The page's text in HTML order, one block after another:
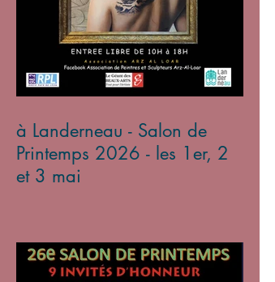
à Landerneau - Salon de
Printemps 2026 - les 1er, 2
et 3 mai